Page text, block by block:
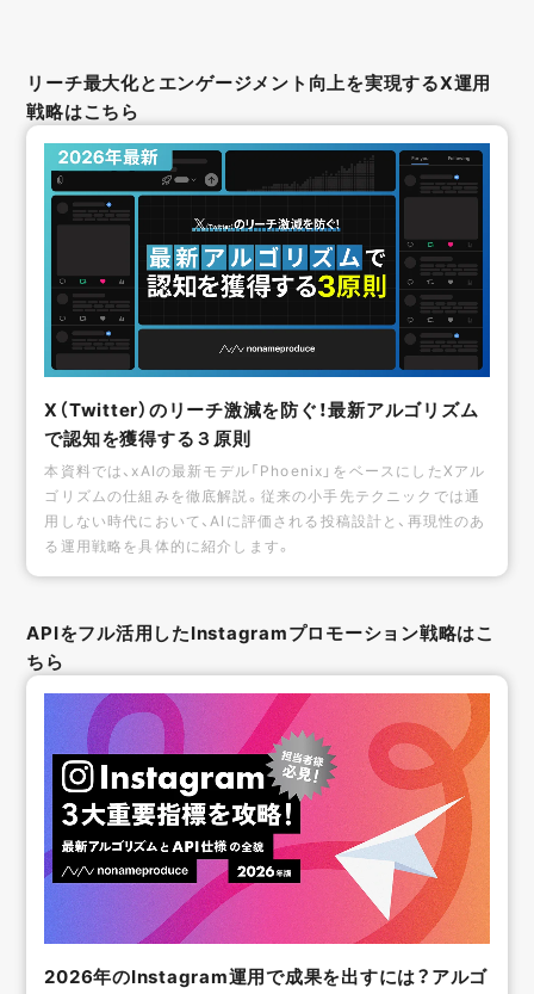
リーチ最大化とエンゲージメント向上を実現するX運用
戦略はこちら
X（Twitter）のリーチ激減を防ぐ！最新アルゴリズム
で認知を獲得する３原則
本資料では、xAIの最新モデル「Phoenix」をベースにしたXアル
ゴリズムの仕組みを徹底解説。従来の小手先テクニックでは通
用しない時代において、AIに評価される投稿設計と、再現性のあ
る運用戦略を具体的に紹介します。
APIをフル活用したInstagramプロモーション戦略はこ
ちら
2026年のInstagram運用で成果を出すには？アルゴ